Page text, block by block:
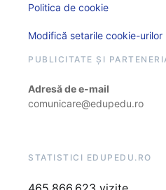
Politica de cookie
Modifică setarile cookie-urilor
PUBLICITATE ȘI
Adresă de e-mail
comunicare@edupedu.ro
STATISTICI EDUPEDU.RO